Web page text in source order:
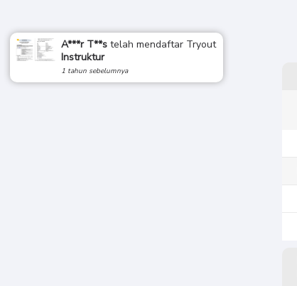
A***r T**s telah mendaftar Tryout
Instruktur
1 tahun sebelumnya